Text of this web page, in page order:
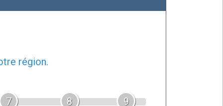
région.
7 8 9